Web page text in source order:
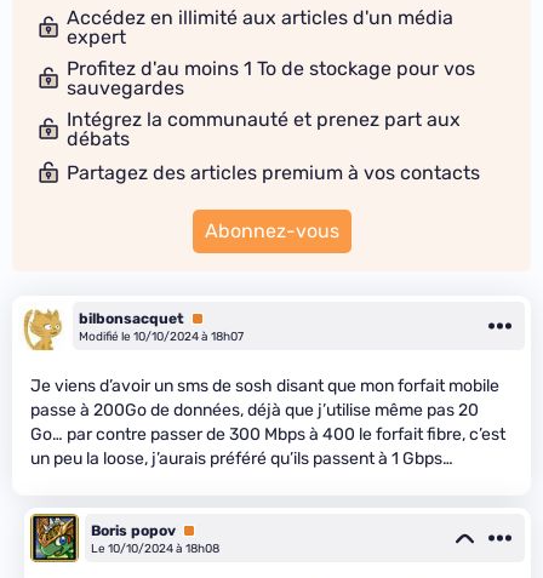
Accédez en illimité aux articles d'un média
expert
Profitez d'au moins 1 To de stockage pour vos
sauvegardes
Intégrez la communauté et prenez part aux
débats
Partagez des articles premium à vos contacts
Abonnez-vous
bilbonsacquet Premium
Modifié le 10/10/2024 à 18h07
Je viens d’avoir un sms de sosh disant que mon forfait mobile
passe à 200Go de données, déjà que j’utilise même pas 20
Go… par contre passer de 300 Mbps à 400 le forfait fibre, c’est
un peu la loose, j’aurais préféré qu’ils passent à 1 Gbps…
Boris popov Premium
Le 10/10/2024 à 18h08